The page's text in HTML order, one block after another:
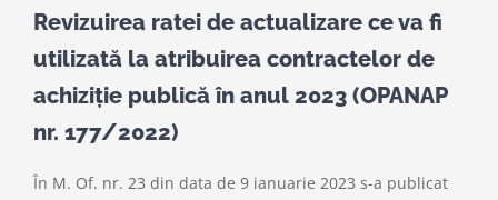
Revizuirea ratei de actualizare ce va fi
utilizată la atribuirea contractelor de
achiziţie publică în anul 2023 (OPANAP
nr. 177/2022)
În M. Of. nr. 23 din data de 9 ianuarie 2023 s-a publicat